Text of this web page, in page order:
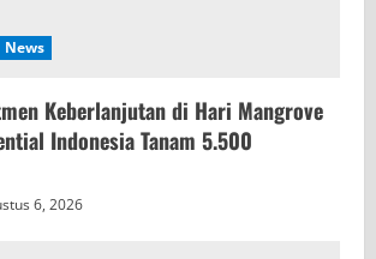
News
Keberlanjutan di Hari Mangrove
Indonesia Tanam 5.500
6, 2026